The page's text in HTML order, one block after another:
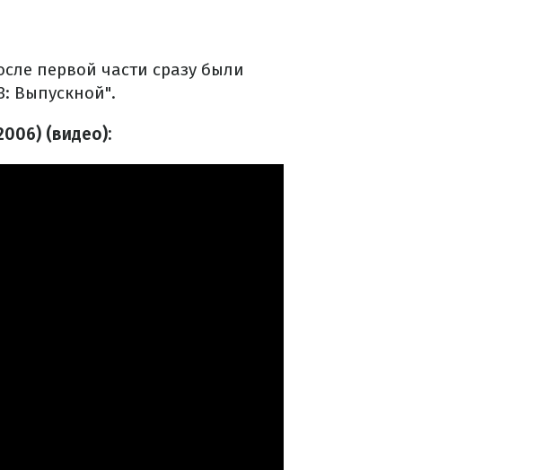
первой части сразу были
Выпускной".
(видео):